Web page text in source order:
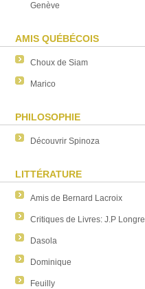
Genève
AMIS QUÉBÉCOIS
Choux de Siam
Marico
PHILOSOPHIE
Découvrir Spinoza
LITTÉRATURE
Amis de Bernard Lacroix
Critiques de Livres: J.P Longre
Dasola
Dominique
Feuilly